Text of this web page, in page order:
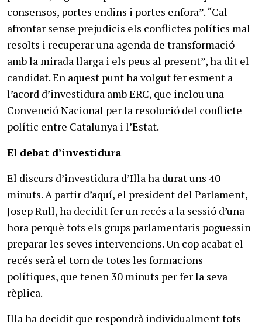
consensos, portes endins i portes enfora”. “Cal
afrontar sense prejudicis els conflictes polítics mal
resolts i recuperar una agenda de transformació
amb la mirada llarga i els peus al present”, ha dit el
candidat. En aquest punt ha volgut fer esment a
l’acord d’investidura amb ERC, que inclou una
Convenció Nacional per la resolució del conflicte
polític entre Catalunya i l’Estat.
El debat d’investidura
El discurs d’investidura d’Illa ha durat uns 40
minuts. A partir d’aquí, el president del Parlament,
Josep Rull, ha decidit fer un recés a la sessió d’una
hora perquè tots els grups parlamentaris poguessin
preparar les seves intervencions. Un cop acabat el
recés serà el torn de totes les formacions
polítiques, que tenen 30 minuts per fer la seva
rèplica.
Illa ha decidit que respondrà individualment tots